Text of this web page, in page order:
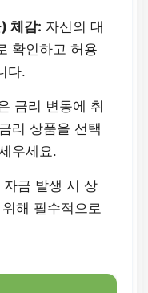
체감: 자신의 대
확인하고 허용
다.
금리 변동에 취
리 상품을 선택
우세요.
자금 발생 시 상
해 필수적으로